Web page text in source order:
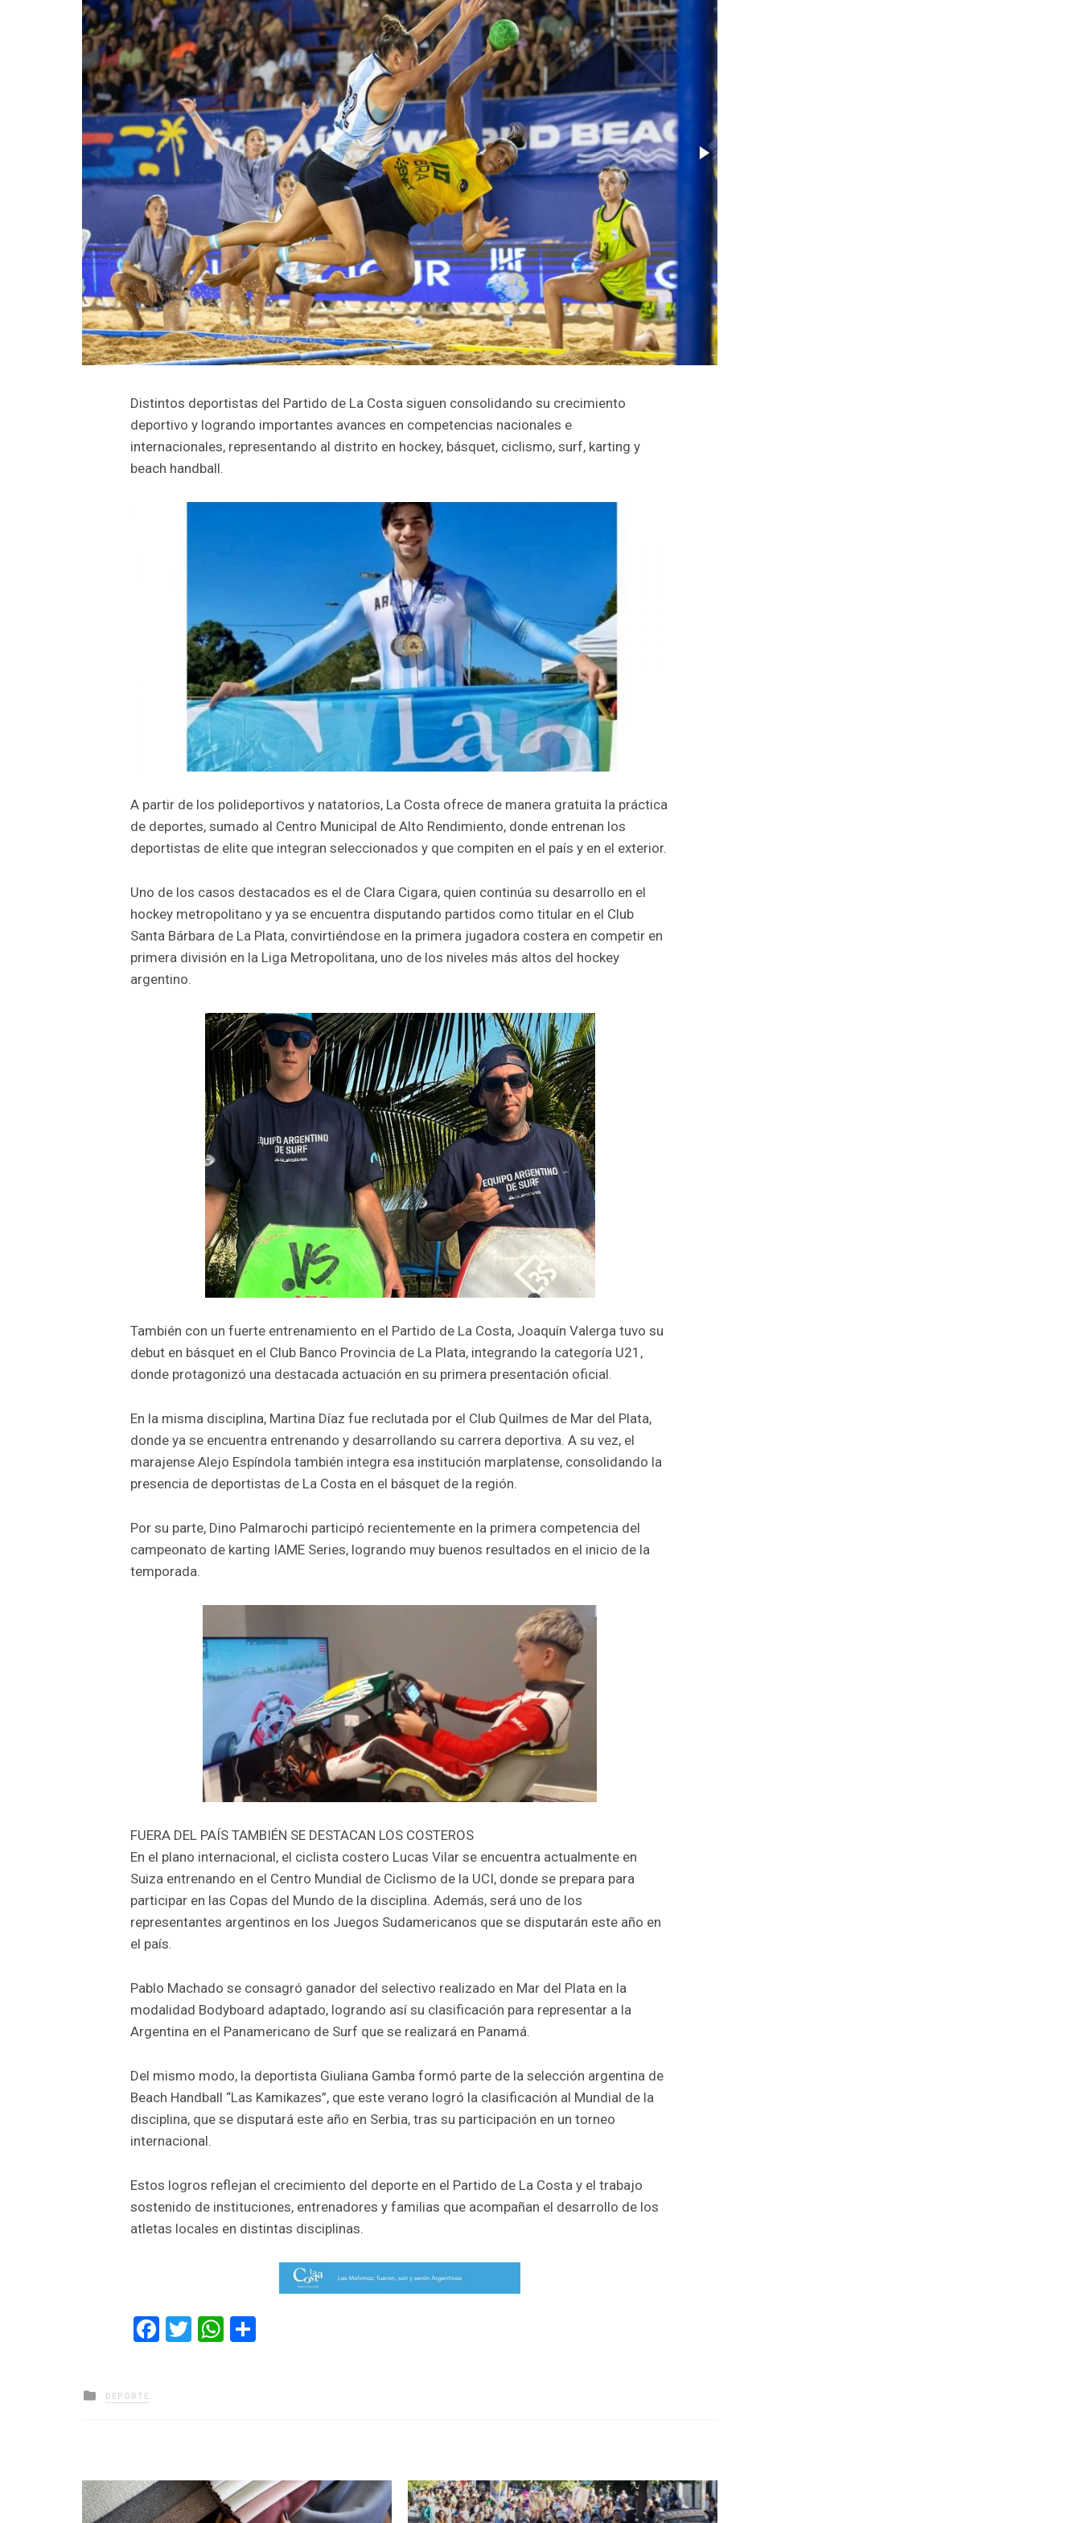
Distintos deportistas del Partido de La Costa siguen consolidando su crecimiento
deportivo y logrando importantes avances en competencias nacionales e
internacionales, representando al distrito en hockey, básquet, ciclismo, surf, karting y
beach handball.
A partir de los polideportivos y natatorios, La Costa ofrece de manera gratuita la práctica
de deportes, sumado al Centro Municipal de Alto Rendimiento, donde entrenan los
deportistas de elite que integran seleccionados y que compiten en el país y en el exterior.
Uno de los casos destacados es el de Clara Cigara, quien continúa su desarrollo en el
hockey metropolitano y ya se encuentra disputando partidos como titular en el Club
Santa Bárbara de La Plata, convirtiéndose en la primera jugadora costera en competir en
primera división en la Liga Metropolitana, uno de los niveles más altos del hockey
argentino.
También con un fuerte entrenamiento en el Partido de La Costa, Joaquín Valerga tuvo su
debut en básquet en el Club Banco Provincia de La Plata, integrando la categoría U21,
donde protagonizó una destacada actuación en su primera presentación oficial.
En la misma disciplina, Martina Díaz fue reclutada por el Club Quilmes de Mar del Plata,
donde ya se encuentra entrenando y desarrollando su carrera deportiva. A su vez, el
marajense Alejo Espíndola también integra esa institución marplatense, consolidando la
presencia de deportistas de La Costa en el básquet de la región.
Por su parte, Dino Palmarochi participó recientemente en la primera competencia del
campeonato de karting IAME Series, logrando muy buenos resultados en el inicio de la
temporada.
FUERA DEL PAÍS TAMBIÉN SE DESTACAN LOS COSTEROS
En el plano internacional, el ciclista costero Lucas Vilar se encuentra actualmente en
Suiza entrenando en el Centro Mundial de Ciclismo de la UCI, donde se prepara para
participar en las Copas del Mundo de la disciplina. Además, será uno de los
representantes argentinos en los Juegos Sudamericanos que se disputarán este año en
el país.
Pablo Machado se consagró ganador del selectivo realizado en Mar del Plata en la
modalidad Bodyboard adaptado, logrando así su clasificación para representar a la
Argentina en el Panamericano de Surf que se realizará en Panamá.
Del mismo modo, la deportista Giuliana Gamba formó parte de la selección argentina de
Beach Handball “Las Kamikazes”, que este verano logró la clasificación al Mundial de la
disciplina, que se disputará este año en Serbia, tras su participación en un torneo
internacional.
Estos logros reflejan el crecimiento del deporte en el Partido de La Costa y el trabajo
sostenido de instituciones, entrenadores y familias que acompañan el desarrollo de los
atletas locales en distintas disciplinas.
Facebook
TwitterWhatsApp
Posted
in
DEPORTE